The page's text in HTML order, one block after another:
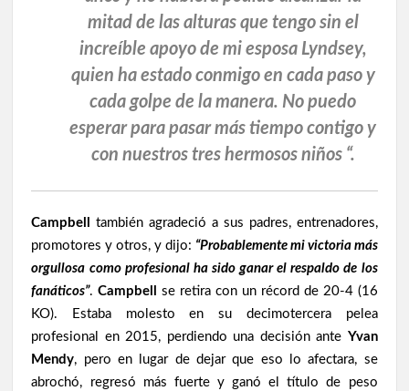
mitad de las alturas que tengo sin el
increíble apoyo de mi esposa Lyndsey,
quien ha estado conmigo en cada paso y
cada golpe de la manera. No puedo
esperar para pasar más tiempo contigo y
con nuestros tres hermosos niños “.
Campbelltambién agradeció a sus padres, entrenadores,
promotores y otros, y dijo: “Probablemente mi victoria más
orgullosa como profesional ha sido ganar el respaldo de los
fanáticos”.Campbellse retira con un récord de 20-4 (16
KO). Estaba molesto en su decimotercera pelea
profesional en 2015, perdiendo una decisión ante Yvan
Mendy, pero en lugar de dejar que eso lo afectara, se
abrochó, regresó más fuerte y ganó el título de peso